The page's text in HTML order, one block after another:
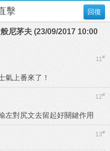
回復
擊
尼茅夫 (23/09/2017 10:00
11#
氣上番來了！
12#
左對尻文去留起好關鍵作用
13#